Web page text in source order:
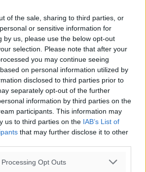
of the sale, sharing to third parties, or
or sensitive information for
by us, please use the below opt-out
selection. Please note that after your
you may continue seeing
on personal information utilized by
disclosed to third parties prior to
separately opt-out of the further
information by third parties on the
participants. This information may
us to third parties on the IAB’s List of
that may further disclose it to other
Opt Outs